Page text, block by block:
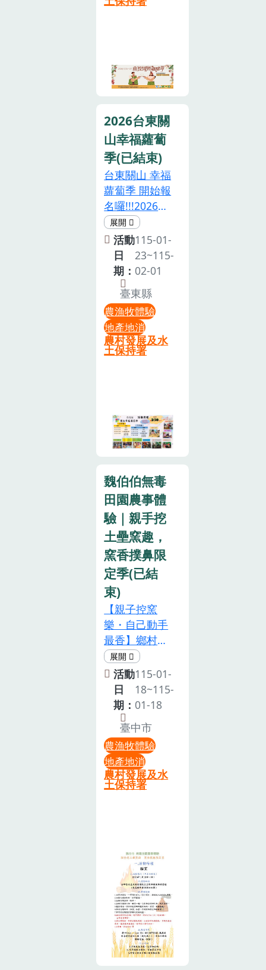
染工藝、烘焙
三屆五梯次的
成功經驗，我
子從好奇到喜
歡，從陌生到
依依不捨。這
個冬天，三洽
水誠摯邀請您
的孩子，在大
自然的懷抱
裡，種下一顆
快樂與勇氣的
種子。
搬到超壯觀的
八景之下，聞
著咖啡香，帶
有機會把
iPhone 17 帶
回家！活動 4
大必玩亮點：
超好拍！ 2.5
米高「2D漫畫
風手沖台」，
彷彿走進漫畫
世界，背面還
有滿額抽紅包
體驗！超好
抽！ 現場消費
集點，，中獎
率超高！超好
玩！「小小咖
啡農」闖關遊
康！ 季節限定
「採草莓、採
蜜棗」農遊行
20名免費！
（已額滿）
【豪華獎品清
單搶先看】頭
獎：iPhone
17 (256G) - 2
名鄉長獎：頂
級鹿茸宴 (1組
2人)特別獎：
咖啡節限定-黃
金咖啡豆二/
三/四獎：點
點頭數位點數
(最高888元)以
及國姓蜜棗、
香茅沐浴乳、
Q梅、橄欖、
紀念馬克杯、
濾掛包...等，
總共 3,120份
獎品，根本是
聳雲天綠雕園
區（全新親子
樂園區）活動
日期： 115年
1月24日(六) -
1月25日(日)記
者會＆農遊報
2026台東關
山幸福蘿蔔
季(已結束)
台東關山 幸福
蘿蔔季 開始報
名囉!!!2026蘿
蔔季活動主軸
為農村遊程
式，提倡在地
小農體驗及在
地店家推廣，
讓參加的朋友
們可多了解關
山慢活，帶著
大家一同到蘿
蔔田拔蘿蔔，
地餐廳使用在
地食材，尊重
土地、尊敬農
物為宗旨。活
動時間：2026
年1/23-
1/30、2/1，
上午場09：
00-12：30、
下午場14:00-
18:00集合地
點：米國學校
活動內容：蘿
蔔田拔蘿蔔、
各式體驗活
動、美味的風
味餐(到店家用
餐)。活動費
用：250元/1
人偷偷告訴您
~~還有加碼一
塊美味的蘿蔔
糕!!報到時
間：▲上午
02:00-
02:30(請勿遲
到)歡迎到報名
網站上報名
唷!!活動資訊
取自 米國學校
FB
活動
日
期：
115-01-
23~115-
02-01
臺東縣
農漁牧體驗
地產地消
農村發展及水
土保持署
魏伯伯無毒
田園農事體
驗｜親手挖
土壘窯趣，
窯香撲鼻限
定季(已結
束)
【親子控窯
樂・自己動手
最香】鄉村野
趣 x 霧峰親子
日 x 自然教育
堆土、升火、
開窯！大小朋
友一起在田中
築起自己的
「小窯王
國」。從堆
窯、放柴、封
窯，到開窯那
家長找回純真
的童年回憶。
體驗內容：・
動手堆土窯、
學習火的原
理・親手放入
地瓜、玉米、
活動
日
期：
115-01-
18~115-
01-18
臺中市
農漁牧體驗
地產地消
農村發展及水
土保持署